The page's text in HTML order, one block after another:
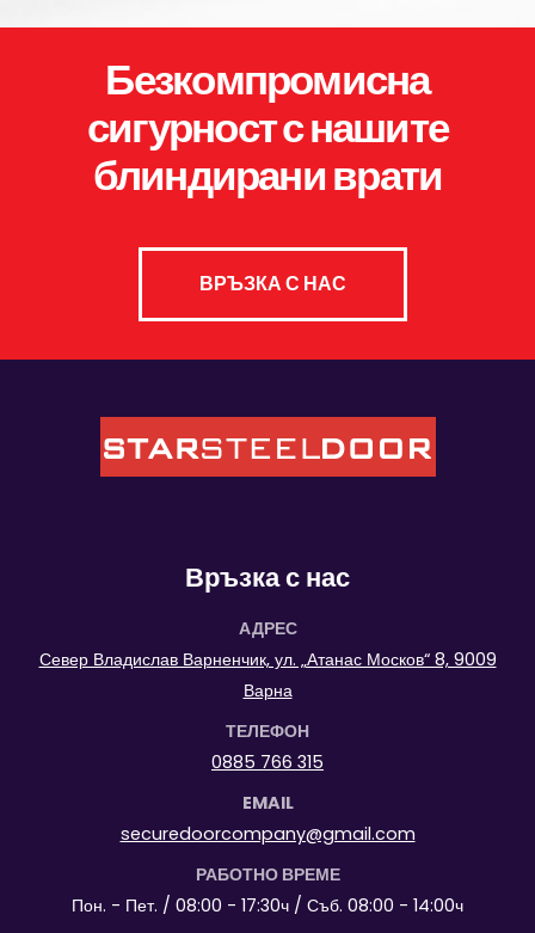
Безкомпромисна
сигурност с нашите
блиндирани врати
ВРЪЗКА С НАС
Връзка с нас
АДРЕС
Север Владислав Варненчик, ул. „Атанас Москов“ 8, 9009
Варна
ТЕЛЕФОН
0885 766 315
EMAIL
securedoorcompany@gmail.com
РАБОТНО ВРЕМЕ
Пон. - Пет. / 08:00 - 17:30ч / Съб. 08:00 - 14:00ч